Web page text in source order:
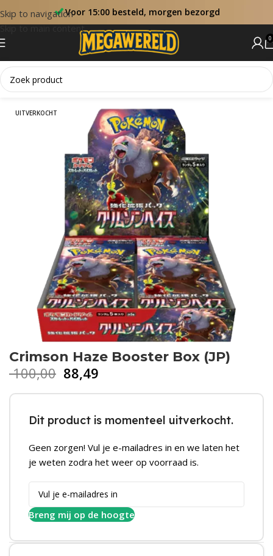
Skip to navigation
Skip to main content
Voor 15:00 besteld, morgen bezorgd
0
Home Booster Boxen
UITVERKOCHT
Crimson Haze Booster Box (JP)
100,00 88,49
Dit product is momenteel uitverkocht.
Geen zorgen! Vul je e-mailadres in en we laten het
je weten zodra het weer op voorraad is.
Breng mij op de hoogte